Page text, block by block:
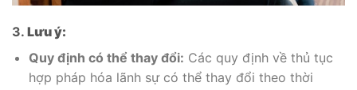
3. Lưu ý:
Quy định có thể thay đổi: Các quy định về thủ tục
hợp pháp hóa lãnh sự có thể thay đổi theo thời